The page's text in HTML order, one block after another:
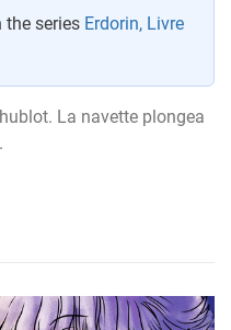
the series Erdorin, Livre
La navette plongea